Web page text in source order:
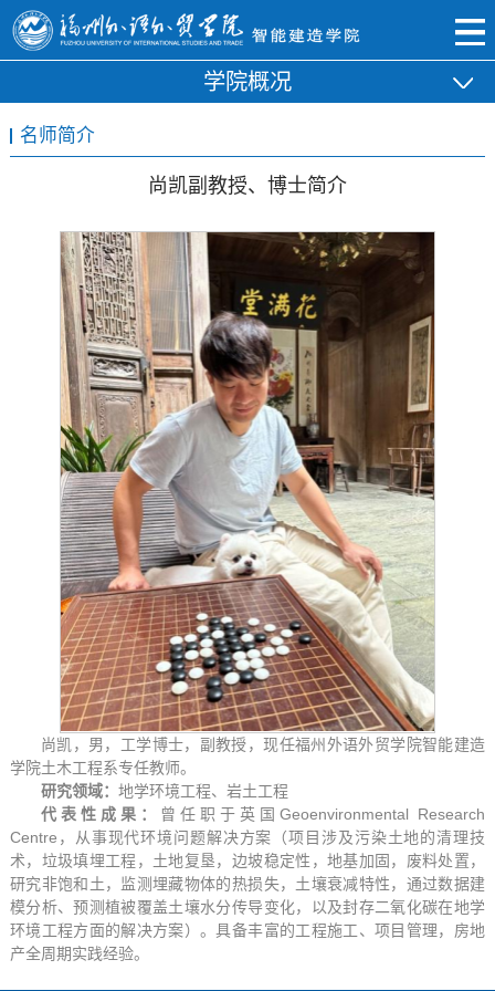
学院概况
名师简介
尚凯副教授、博士简介
尚凯，男，工学博士，副教授，现任福州外语外贸学院智能建造
学院土木工程系专任教师。
研究领域： 地学环境工程、岩土工程
代表性成果：
曾任职于英国Geoenvironmental Research
Centre，从事现代环境问题解决方案（项目涉及污染土地的清理技
术，垃圾填埋工程，土地复垦，边坡稳定性，地基加固，废料处置，
研究非饱和土，监测埋藏物体的热损失，土壤衰减特性，通过数据建
模分析、预测植被覆盖土壤水分传导变化，以及封存二氧化碳在地学
环境工程方面的解决方案）。具备丰富的工程施工、项目管理，房地
产全周期实践经验。